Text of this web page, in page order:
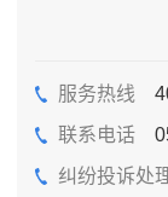
服务热线
联系电话
纠纷投诉处